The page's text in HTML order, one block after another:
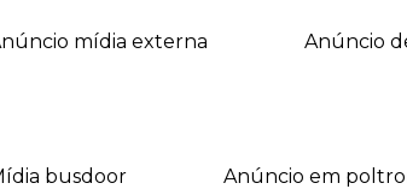
anúncio mídia externa anúncio
mídia busdoor anúncio em